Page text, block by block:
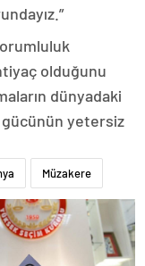
olduğunu
dünyadaki
gücünün yetersiz
Müzakere